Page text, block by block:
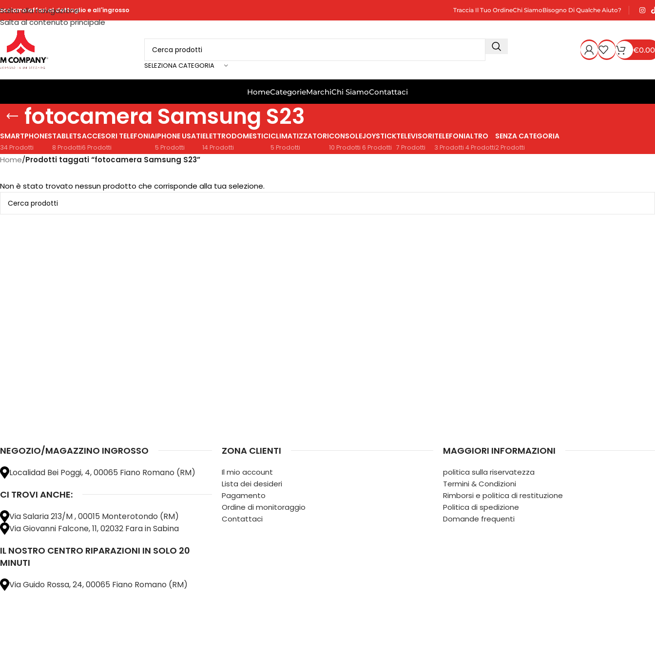
Salta alla navigazione
Salta al contenuto principale
affari al dettaglio e all'ingrosso Traccia Il Tuo OrdineChi SiamoBisogno Di Qualche Aiuto?
SELEZIONA CATEGORIA
€0.00
HomeCategorieMarchiChi SiamoContattaci
fotocamera Samsung S23
SMARTPHONES
34 Prodotti
TABLETS
8 Prodotti
ACCESORI TELEFONIA
6 Prodotti
IPHONE USATI
5 Prodotti
ELETTRODOMESTICI
14 Prodotti
CLIMATIZZATORI
5 Prodotti
CONSOLE
10 Prodotti
JOYSTICK
6 Prodotti
TELEVISORI
7 Prodotti
TELEFONI
3 Prodotti
ALTRO
4 Prodotti
SENZA CATEGORIA
2 Prodotti
Home/Prodotti taggati “fotocamera Samsung S23”
Non è stato trovato nessun prodotto che corrisponde alla tua selezione.
NEGOZIO/MAGAZZINO INGROSSO
Localidad Bei Poggi, 4, 00065 Fiano Romano (RM)
CI TROVI ANCHE:
Via Salaria 213/M , 00015 Monterotondo (RM)
Via Giovanni Falcone, 11, 02032 Fara in Sabina
IL NOSTRO CENTRO RIPARAZIONI IN SOLO 20
MINUTI
Via Guido Rossa, 24, 00065 Fiano Romano (RM)
ZONA CLIENTI
Il mio account
Lista dei desideri
Pagamento
Ordine di monitoraggio
Contattaci
MAGGIORI INFORMAZIONI
politica sulla riservatezza
Termini & Condizioni
Rimborsi e politica di restituzione
Politica di spedizione
Domande frequenti